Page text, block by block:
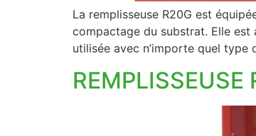
La remplisseuse R20G est
compactage du substrat. Elle est
utilisée avec n’importe quel
REMPLISSEUSE